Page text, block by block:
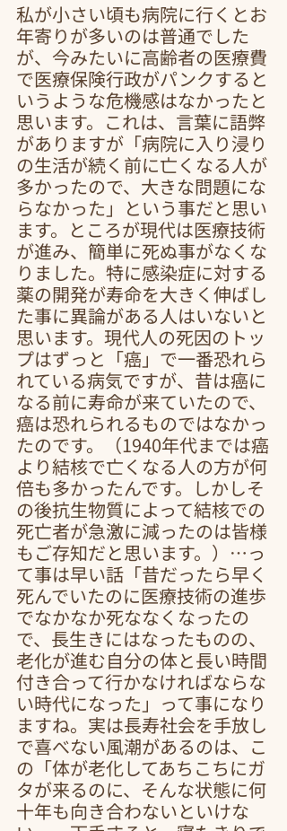
私が小さい頃も病院に行くとお
年寄りが多いのは普通でした
が、今みたいに高齢者の医療費
で医療保険行政がパンクすると
いうような危機感はなかったと
思います。これは、言葉に語弊
がありますが「病院に入り浸り
の生活が続く前に亡くなる人が
多かったので、大きな問題にな
らなかった」という事だと思い
ます。ところが現代は医療技術
が進み、簡単に死ぬ事がなくな
りました。特に感染症に対する
薬の開発が寿命を大きく伸ばし
た事に異論がある人はいないと
思います。現代人の死因のトッ
プはずっと「癌」で一番恐れら
れている病気ですが、昔は癌に
なる前に寿命が来ていたので、
癌は恐れられるものではなかっ
たのです。（1940年代までは癌
より結核で亡くなる人の方が何
倍も多かったんです。しかしそ
の後抗生物質によって結核での
死亡者が急激に減ったのは皆様
もご存知だと思います。）…っ
て事は早い話「昔だったら早く
死んでいたのに医療技術の進歩
でなかなか死ななくなったの
で、長生きにはなったものの、
老化が進む自分の体と長い時間
付き合って行かなければならな
い時代になった」って事になり
ますね。実は長寿社会を手放し
で喜べない風潮があるのは、こ
の「体が老化してあちこちにガ
タが来るのに、そんな状態に何
十年も向き合わないといけな